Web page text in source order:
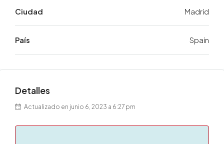
Ciudad Madrid
País Spain
Detalles
Actualizado en junio 6, 2023 a 6:27 pm